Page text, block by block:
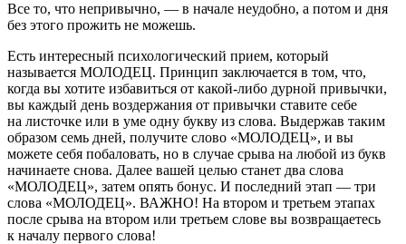
Все то, что непривычно, — в начале неудобно, а потом и дня
без этого прожить не можешь.
Есть интересный психологический прием, который
называется МОЛОДЕЦ. Принцип заключается в том, что,
когда вы хотите избавиться от какой-либо дурной привычки,
вы каждый день воздержания от привычки ставите себе
на листочке или в уме одну букву из слова. Выдержав таким
образом семь дней, получите слово «МОЛОДЕЦ», и вы
можете себя побаловать, но в случае срыва на любой из букв
начинаете снова. Далее вашей целью станет два слова
«МОЛОДЕЦ», затем опять бонус. И последний этап — три
слова «МОЛОДЕЦ». ВАЖНО! На втором и третьем этапах
после срыва на втором или третьем слове вы возвращаетесь
к началу первого слова!